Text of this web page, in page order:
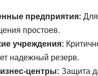
предприятия:
простоев.
учреждения:
надежный резерв.
центры: Защита